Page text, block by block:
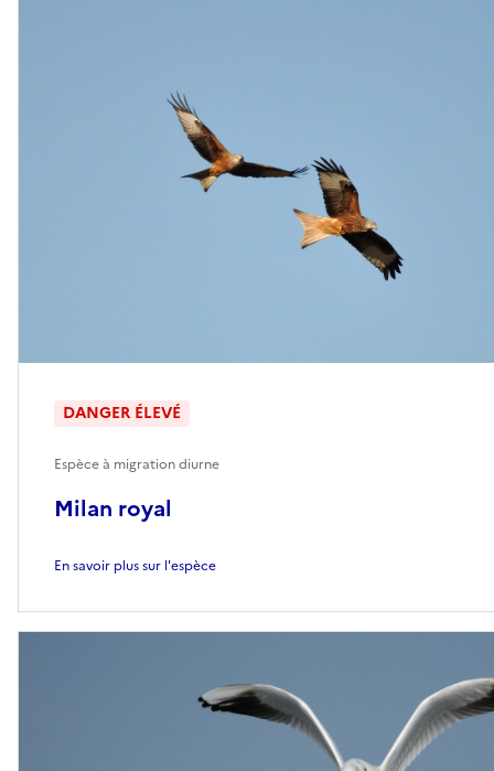
Milan royal
DANGER ÉLEVÉ
Espèce à migration diurne
En savoir plus sur l'espèce